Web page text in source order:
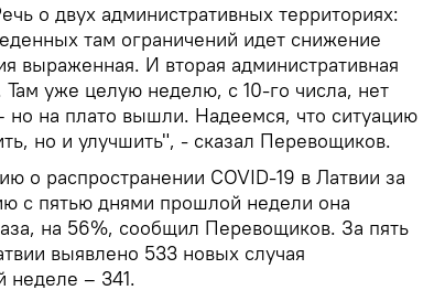
о двух административных территориях:
там ограничений идет снижение
выраженная. И вторая административная
Там уже целую неделю, с 10-го числа, нет
но на плато вышли. Надеемся, что ситуацию
но и улучшить", - сказал Перевощиков.
о распространении COVID-19 в Латвии за
с пятью днями прошлой недели она
на 56%, сообщил Перевощиков. За пять
выявлено 533 новых случая
неделе – 341.